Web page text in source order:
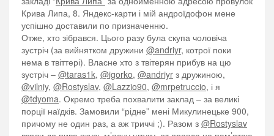
Крива Липа, 8. Яндекс-карти і мій андроїдофон мене
успішно доставили по призначенню.
Отже, хто зібрався. Цього разу була скупа чоловіча
зустріч (за вийнятком дружини @andriyr, котрої поки
нема в твіттері). Власне хто з твітерян прибув на цю
зустріч – @taras1k, @igorko, @andriyr з дружиною,
@vilniy, @Rostyslav, @Lazzio90, @mrpetruccio, і я
@tdyoma. Окремо треба похвалити заклад – за великі
порції наїдків. Замовили “рідне” мені Микулинецьке 900,
причому не один раз, а аж триччі ;). Разом з @Rostyslav